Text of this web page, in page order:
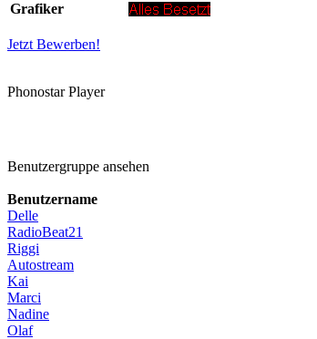
Grafiker
Jetzt Bewerben!
Phonostar Player
Benutzergruppe ansehen
Benutzername
Delle
RadioBeat21
Riggi
Autostream
Kai
Marci
Nadine
Olaf